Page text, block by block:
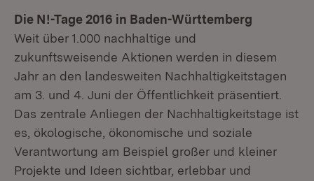
Die N!-Tage 2016 in Baden-Württemberg
Weit über 1.000 nachhaltige und
zukunftsweisende Aktionen werden in diesem
Jahr an den landesweiten Nachhaltigkeitstagen
am 3. und 4. Juni der Öffentlichkeit präsentiert.
Das zentrale Anliegen der Nachhaltigkeitstage ist
es, ökologische, ökonomische und soziale
Verantwortung am Beispiel großer und kleiner
Projekte und Ideen sichtbar, erlebbar und